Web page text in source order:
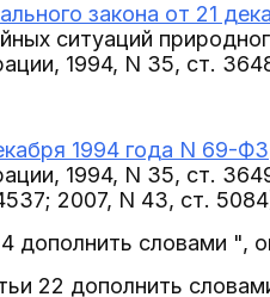
закона от 21
ситуаций
1994, N 35, ст.
1994 года N 69-ФЗ
1994, N 35, ст.
2007, N 43, ст.
дополнить словами ",
22 дополнить